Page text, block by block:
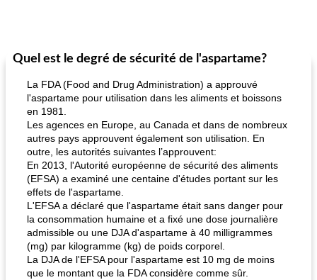
Quel est le degré de sécurité de l'aspartame?
La FDA (Food and Drug Administration) a approuvé
l'aspartame pour utilisation dans les aliments et boissons
en 1981.
Les agences en Europe, au Canada et dans de nombreux
autres pays approuvent également son utilisation. En
outre, les autorités suivantes l’approuvent:
En 2013, l'Autorité européenne de sécurité des aliments
(EFSA) a examiné une centaine d'études portant sur les
effets de l'aspartame.
L'EFSA a déclaré que l'aspartame était sans danger pour
la consommation humaine et a fixé une dose journalière
admissible ou une DJA d'aspartame à 40 milligrammes
(mg) par kilogramme (kg) de poids corporel.
La DJA de l'EFSA pour l'aspartame est 10 mg de moins
que le montant que la FDA considère comme sûr.